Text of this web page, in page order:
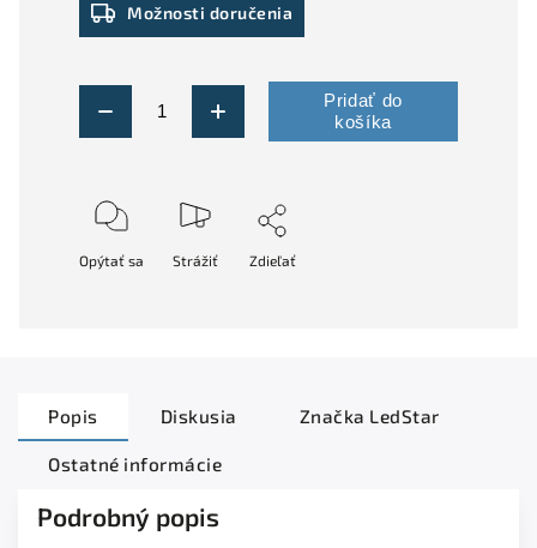
Možnosti doručenia
Pridať do
košíka
Opýtať sa Strážiť Zdieľať
Popis Diskusia Značka LedStar
Ostatné informácie
Podrobný popis